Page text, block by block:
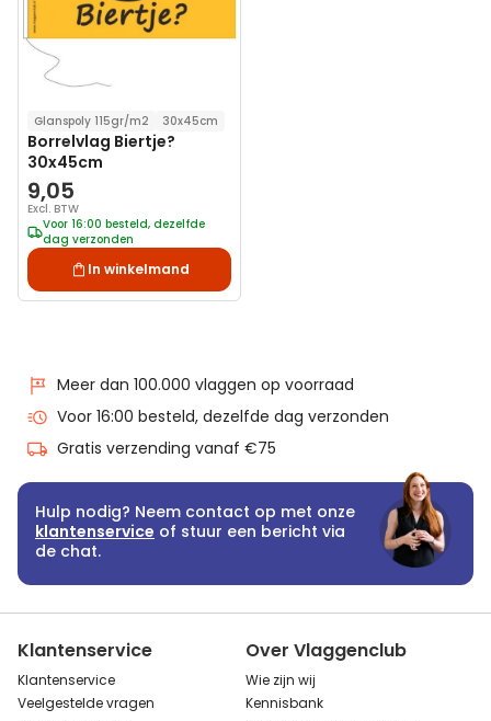
Glanspoly 115gr/m2 30x45cm
Borrelvlag Biertje?
30x45cm
9,05
Excl. BTW
Voor 16:00 besteld, dezelfde
dag verzonden
In winkelmand
Meer dan 100.000 vlaggen op voorraad
Voor 16:00 besteld, dezelfde dag verzonden
Gratis verzending vanaf €75
Hulp nodig? Neem contact op met onze
klantenservice of stuur een bericht via
de chat.
Klantenservice
Klantenservice
Veelgestelde vragen
Over Vlaggenclub
Wie zijn wij
Kennisbank